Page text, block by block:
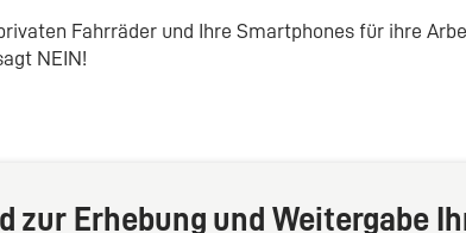
Fahrräder und Ihre Smartphones für ihre
NEIN!
zur Erhebung und Weitergabe